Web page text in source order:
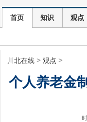
首页 知识 观点
川北在线> 观点 >
个人养老金